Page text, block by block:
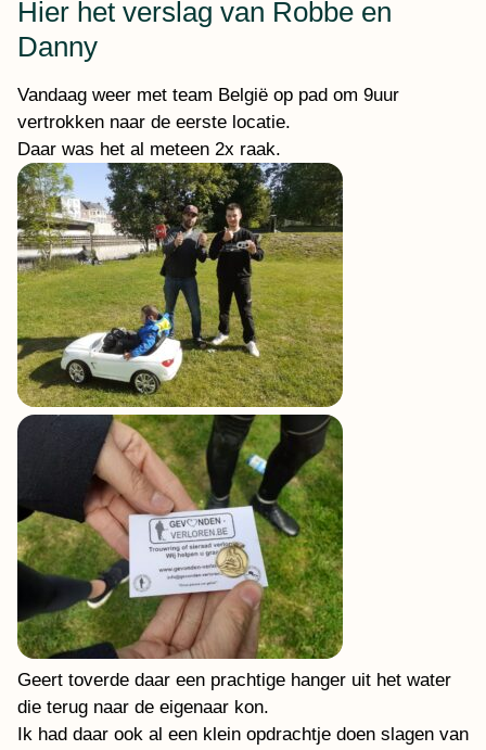
Hier het verslag van Robbe en
Danny
Vandaag weer met team België op pad om 9uur
vertrokken naar de eerste locatie.
Daar was het al meteen 2x raak.
Geert toverde daar een prachtige hanger uit het water
die terug naar de eigenaar kon.
Ik had daar ook al een klein opdrachtje doen slagen van